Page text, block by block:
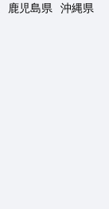
鹿児島県 沖縄県